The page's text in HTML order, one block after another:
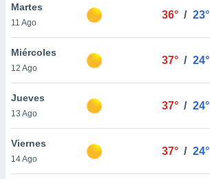
de
cookies
aceptar
Martes
11 Ago
36° / 23°
Miércoles
12 Ago
37° / 24°
Jueves
13 Ago
37° / 24°
Viernes
14 Ago
37° / 24°